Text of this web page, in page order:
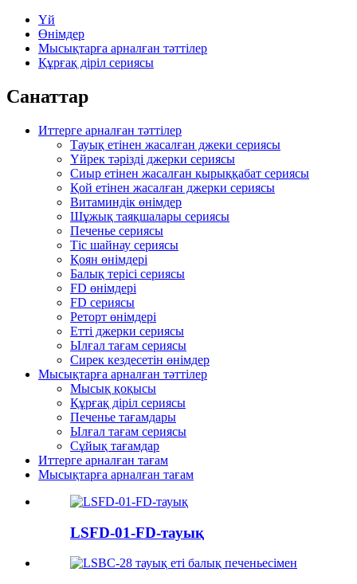
Үй
Өнімдер
Мысықтарға арналған тәттілер
Құрғақ діріл сериясы
Санаттар
Иттерге арналған тәттілер
Тауық етінен жасалған джеки сериясы
Үйрек тәрізді джерки сериясы
Сиыр етінен жасалған қырыққабат сериясы
Қой етінен жасалған джерки сериясы
Витаминдік өнімдер
Шұжық таяқшалары сериясы
Печенье сериясы
Тіс шайнау сериясы
Қоян өнімдері
Балық терісі сериясы
FD өнімдері
FD сериясы
Реторт өнімдері
Етті джерки сериясы
Ылғал тағам сериясы
Сирек кездесетін өнімдер
Мысықтарға арналған тәттілер
Мысық қоқысы
Құрғақ діріл сериясы
Печенье тағамдары
Ылғал тағам сериясы
Сұйық тағамдар
Иттерге арналған тағам
Мысықтарға арналған тағам
LSFD-01-FD-тауық